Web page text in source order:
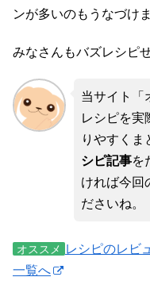
ンが多いのもうなづけ
みなさんもバズレシピ
当サイト「
レシピを実
りやすくま
シピ記事を
ければ今回
ださいね。
オススメ レシピのレビ
一覧へ